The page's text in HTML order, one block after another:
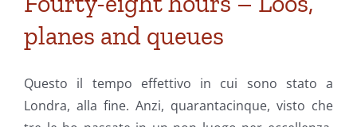
planes and queues
Questo il tempo effettivo in cui sono stato a
Londra, alla fine. Anzi, quarantacinque, visto che